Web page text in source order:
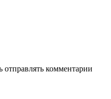
отправлять комментарии